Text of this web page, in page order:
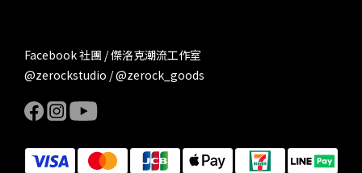
Facebook 社團 / 傑洛克潮流工作室
@zerockstudio / @zerock_goods